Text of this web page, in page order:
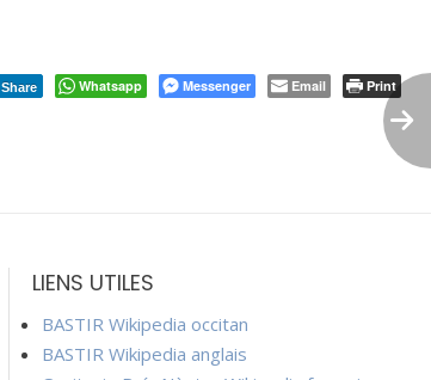
Share Whatsapp Messenger Email Print
LIENS UTILES
BASTIR Wikipedia occitan
BASTIR Wikipedia anglais